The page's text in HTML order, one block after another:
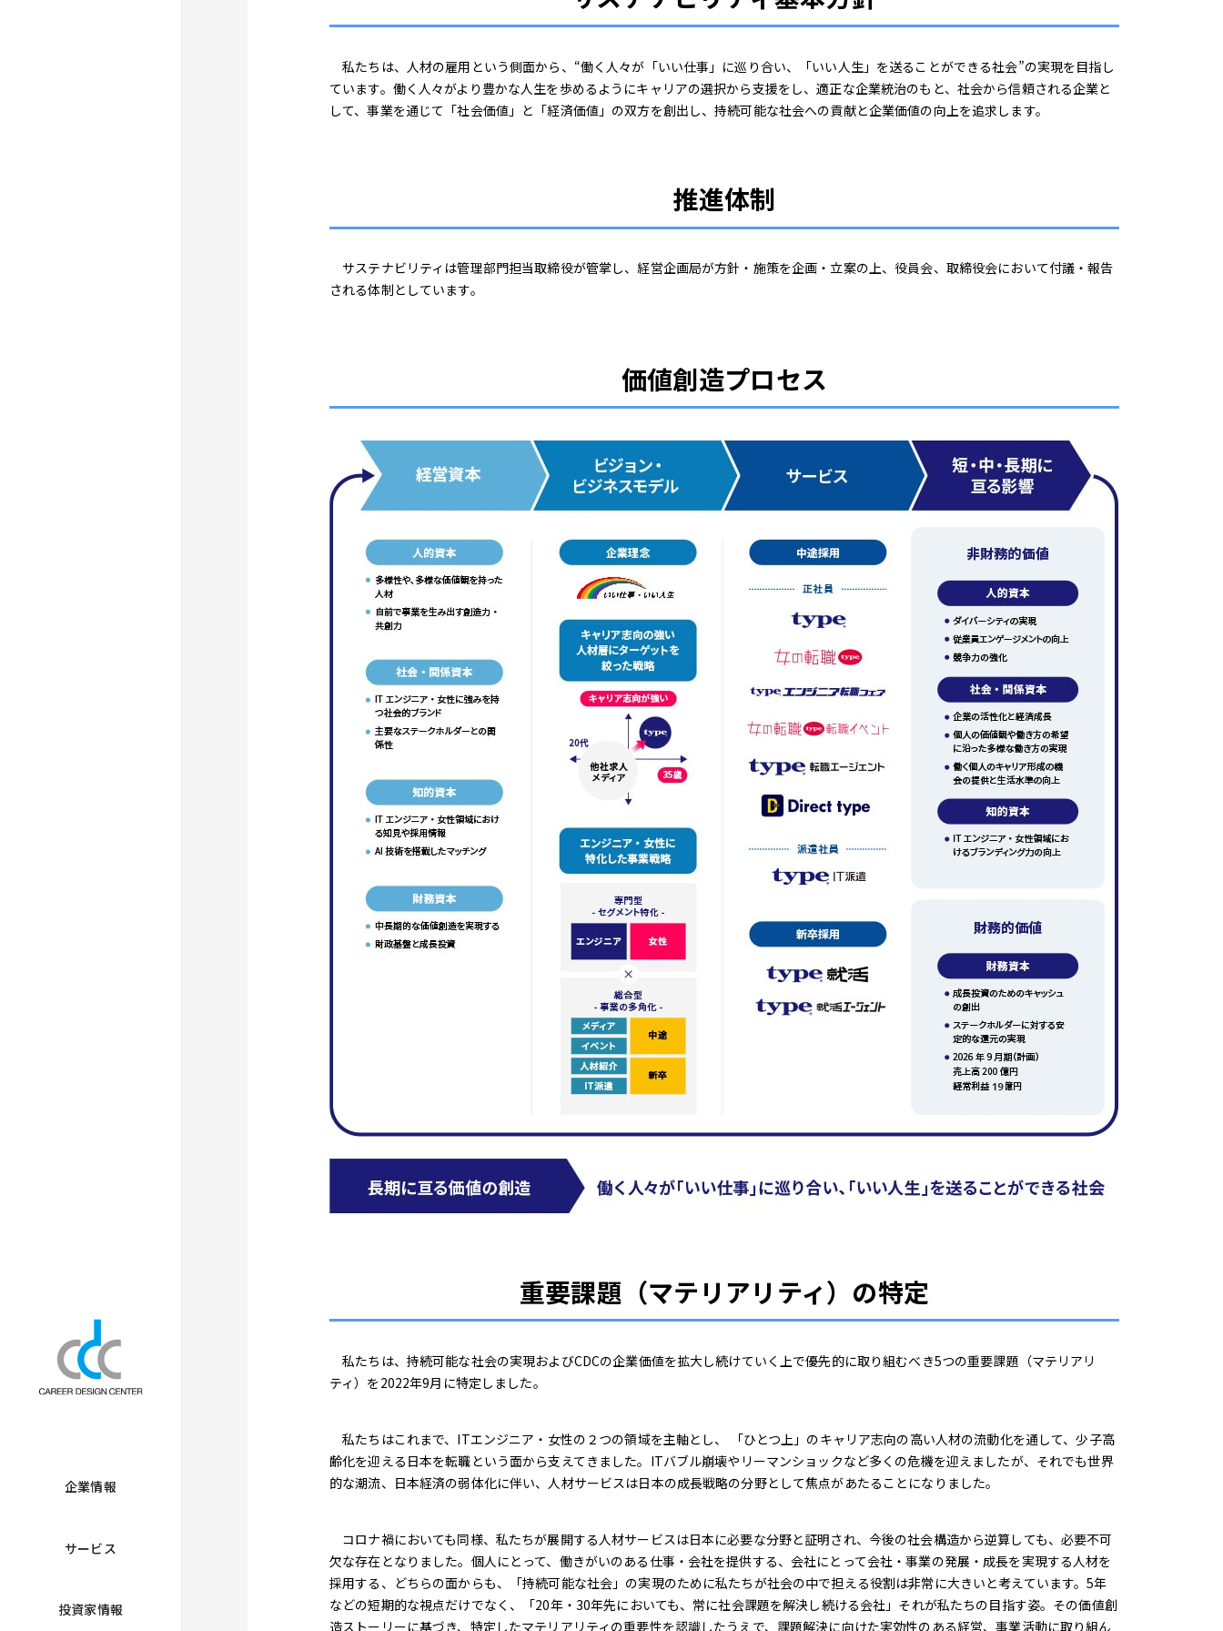
企業情報
サービス
投資家情報
私たちは、人材の雇用という側面から、“働く人々が「いい仕事」に巡り合い、「いい人生」を送ることができる社会”の実現を目指し
ています。働く人々がより豊かな人生を歩めるようにキャリアの選択から支援をし、適正な企業統治のもと、社会から信頼される企業と
して、事業を通じて「社会価値」と「経済価値」の双方を創出し、持続可能な社会への貢献と企業価値の向上を追求します。
推進体制
サステナビリティは管理部門担当取締役が管掌し、経営企画局が方針・施策を企画・立案の上、役員会、取締役会において付議・報告
される体制としています。
価値創造プロセス
重要課題（マテリアリティ）の特定
私たちは、持続可能な社会の実現およびCDCの企業価値を拡大し続けていく上で優先的に取り組むべき5つの重要課題（マテリアリ
ティ）を2022年9月に特定しました。
私たちはこれまで、ITエンジニア・女性の２つの領域を主軸とし、 「ひとつ上」のキャリア志向の高い人材の流動化を通して、少子高
齢化を迎える日本を転職という面から支えてきました。ITバブル崩壊やリーマンショックなど多くの危機を迎えましたが、それでも世界
的な潮流、日本経済の弱体化に伴い、人材サービスは日本の成長戦略の分野として焦点があたることになりました。
コロナ禍においても同様、私たちが展開する人材サービスは日本に必要な分野と証明され、今後の社会構造から逆算しても、必要不可
欠な存在となりました。個人にとって、働きがいのある仕事・会社を提供する、会社にとって会社・事業の発展・成長を実現する人材を
採用する、どちらの面からも、「持続可能な社会」の実現のために私たちが社会の中で担える役割は非常に大きいと考えています。5年
などの短期的な視点だけでなく、「20年・30年先においても、常に社会課題を解決し続ける会社」それが私たちの目指す姿。その価値創
造ストーリーに基づき、特定したマテリアリティの重要性を認識したうえで、課題解決に向けた実効性のある経営、事業活動に取り組ん